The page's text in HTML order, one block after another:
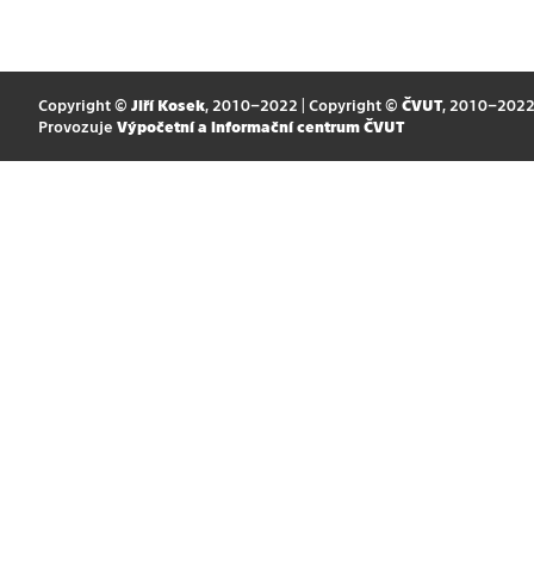
Copyright © Jiří Kosek, 2010–2022 | Copyright © ČVUT, 2010–2022
Provozuje Výpočetní a informační centrum ČVUT